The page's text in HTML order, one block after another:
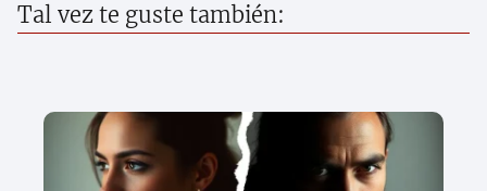
Tal vez te guste también: